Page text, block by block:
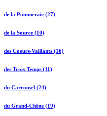
de la Pommeraie (27)
de la Source (10)
des Coeurs-Vaillants (16)
des Trois-Temps (11)
du Carrousel (24)
du Grand-Chêne (19)